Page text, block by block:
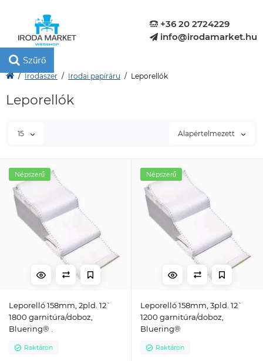
Szűrő
+36 20 2724229
info@irodamarket.hu
Irodaszer Irodai papíráru Leporellók
Leporellók
15 Alapértelmezett
Népszerű
Leporelló 158mm, 2pld. 12`
1800 garnitúra/doboz,
Bluering® .
Raktáron
Népszerű
Leporelló 158mm, 3pld. 12`
1200 garnitúra/doboz,
Bluering®
Raktáron